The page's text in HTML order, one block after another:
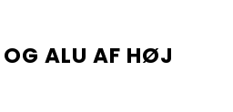
ALU AF HØJ